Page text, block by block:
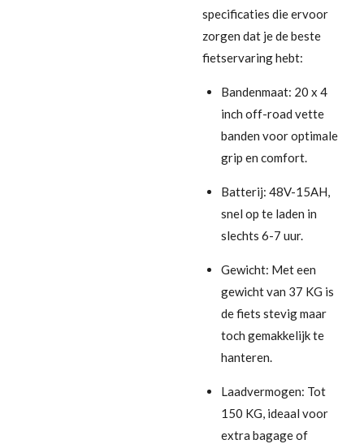
specificaties die ervoor
zorgen dat je de beste
fietservaring hebt:
Bandenmaat: 20 x 4
inch off-road vette
banden voor optimale
grip en comfort.
Batterij: 48V-15AH,
snel op te laden in
slechts 6-7 uur.
Gewicht: Met een
gewicht van 37 KG is
de fiets stevig maar
toch gemakkelijk te
hanteren.
Laadvermogen: Tot
150 KG, ideaal voor
extra bagage of